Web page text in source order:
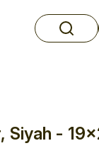
Siyah -